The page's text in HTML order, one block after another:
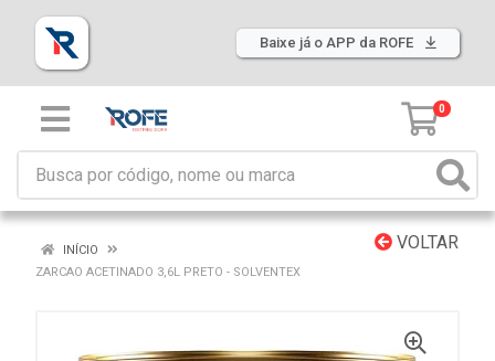
Baixe já o APP da ROFE
0
VOLTAR
INÍCIO
ZARCAO ACETINADO 3,6L PRETO - SOLVENTEX